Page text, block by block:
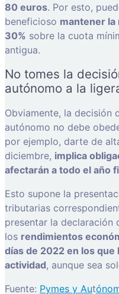
80 euros. Por esto,
beneficioso mantener la
30% sobre la cuota
antigua.
No tomes la
autónomo a la
Obviamente, la decisión
autónomo no debe
por ejemplo, darte de
diciembre, implica
afectarán a todo el año
Esto supone la
tributarias
presentar la declaración
los rendimientos
días de 2022 en los que
actividad, aunque sea
Fuente: Pymes y Aut